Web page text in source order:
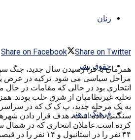
زنان
حقوق بشر
فرهنگ و هنر
Share on Facebook
Share on Twitter
همزمان با فرا رسیدن سال جدید، جنگ
مراحل سیاسی می شود. ترکیه در عرض
انتحاری بود در حالی که مقامات در حال
تخلیه غیرنظامیان از شرق حلب بودند.
به یک مرحله جدید، پ ک ک که در
سنگینی داده است، هدف قرار دادن
کرده است.عاملان انتحاری که در شمال
۴۴ نفر را در استانبول و ۱۴ نفر را در قیصریه کشتند.